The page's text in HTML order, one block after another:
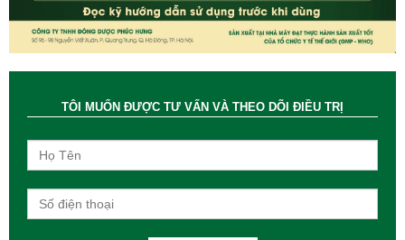
TÔI MUỐN ĐƯỢC TƯ VẤN VÀ THEO DÕI ĐIỀU TRỊ